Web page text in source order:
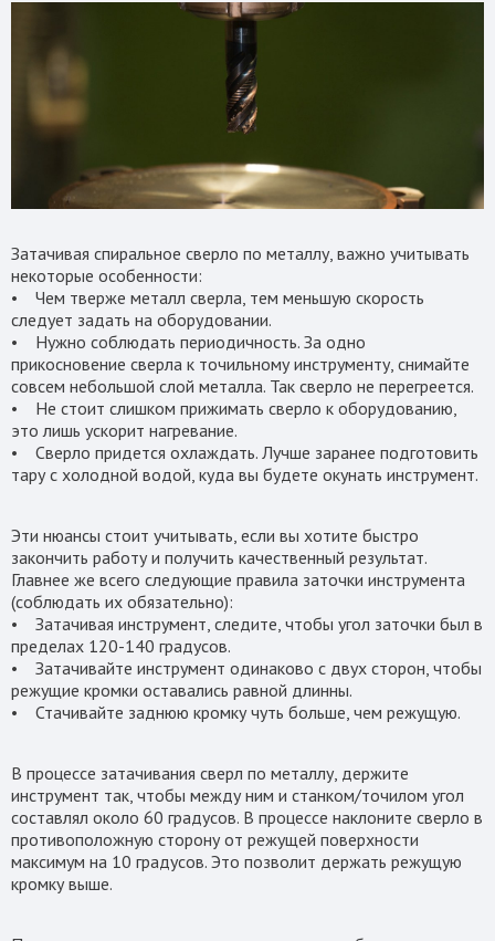
Затачивая спиральное сверло по металлу, важно учитывать
некоторые особенности:
• Чем тверже металл сверла, тем меньшую скорость
следует задать на оборудовании.
• Нужно соблюдать периодичность. За одно
прикосновение сверла к точильному инструменту, снимайте
совсем небольшой слой металла. Так сверло не перегреется.
• Не стоит слишком прижимать сверло к оборудованию,
это лишь ускорит нагревание.
• Сверло придется охлаждать. Лучше заранее подготовить
тару с холодной водой, куда вы будете окунать инструмент.
Эти нюансы стоит учитывать, если вы хотите быстро
закончить работу и получить качественный результат.
Главнее же всего следующие правила заточки инструмента
(соблюдать их обязательно):
• Затачивая инструмент, следите, чтобы угол заточки был в
пределах 120-140 градусов.
• Затачивайте инструмент одинаково с двух сторон, чтобы
режущие кромки оставались равной длинны.
• Стачивайте заднюю кромку чуть больше, чем режущую.
В процессе затачивания сверл по металлу, держите
инструмент так, чтобы между ним и станком/точилом угол
составлял около 60 градусов. В процессе наклоните сверло в
противоположную сторону от режущей поверхности
максимум на 10 градусов. Это позволит держать режущую
кромку выше.